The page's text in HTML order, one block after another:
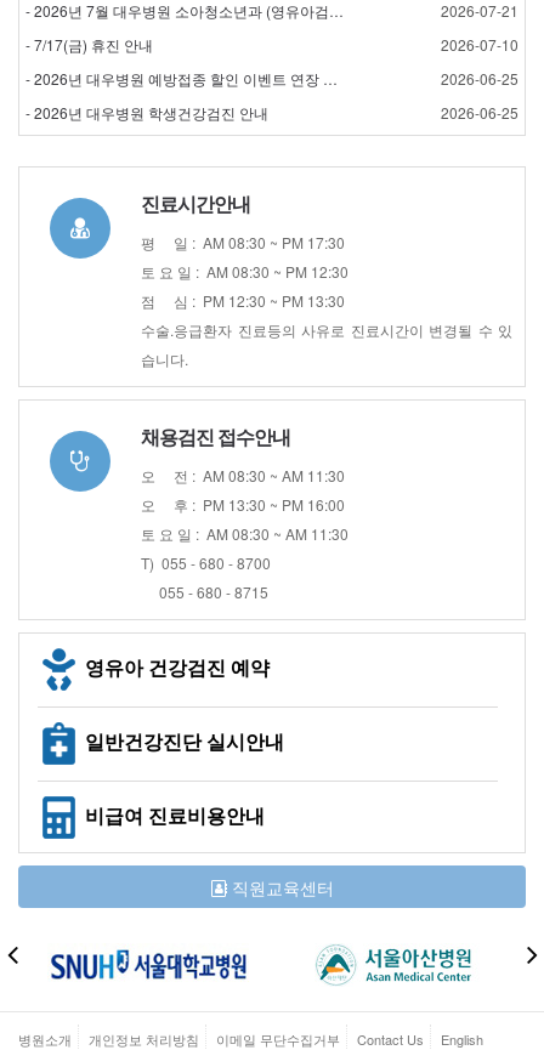
- 2026년 7월 대우병원 소아청소년과 (영유아검진) 검…
2026-07-21
- 7/17(금) 휴진 안내
2026-07-10
- 2026년 대우병원 예방접종 할인 이벤트 연장 안내
2026-06-25
- 2026년 대우병원 학생건강검진 안내
2026-06-25
진료시간안내
평 일 : AM 08:30 ~ PM 17:30
토 요 일 : AM 08:30 ~ PM 12:30
점 심 : PM 12:30 ~ PM 13:30
수술.응급환자 진료등의 사유로 진료시간이 변경될 수 있
습니다.
채용검진 접수안내
오 전 : AM 08:30 ~ AM 11:30
오 후 : PM 13:30 ~ PM 16:00
토 요 일 : AM 08:30 ~ AM 11:30
T) 055 - 680 - 8700
055 - 680 - 8715
영유아 건강검진 예약
일반건강진단 실시안내
비급여 진료비용안내
직원교육센터
병원소개 개인정보 처리방침 이메일 무단수집거부 Contact Us English